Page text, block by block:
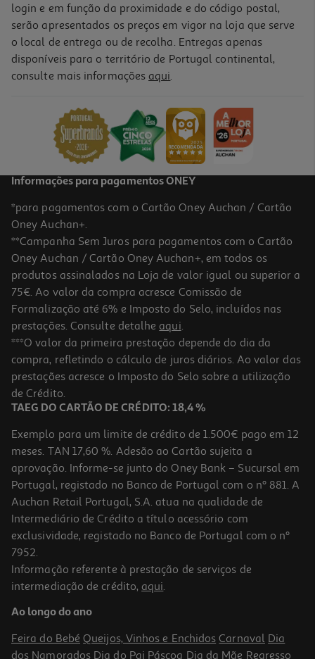
Router Tp-Link Ax1500 Archer Ax-12 Wi-Fi 6
37,99 €
Router Mercusys Mt110 N150 Single-Band Wifi4 4g Lte
42.99 €/un
42,99 €
Router Wi-Fi Tp-Link Archer Axe75
229.99 €/un
229,99 €
login e em função da proximidade e do código postal,
serão apresentados os preços em vigor na loja que serve
o local de entrega ou de recolha. Entregas apenas
disponíveis para o território de Portugal continental,
consulte mais informações aqui.
Informações para pagamentos ONEY
*para pagamentos com o Cartão Oney Auchan / Cartão
Oney Auchan+.
**Campanha Sem Juros para pagamentos com o Cartão
Oney Auchan / Cartão Oney Auchan+, em todos os
produtos assinalados na Loja de valor igual ou superior a
75€. Ao valor da compra acresce Comissão de
Formalização até 6% e Imposto do Selo, incluídos nas
prestações. Consulte detalhe aqui.
***O valor da primeira prestação depende do dia da
compra, refletindo o cálculo de juros diários. Ao valor das
prestações acresce o Imposto do Selo sobre a utilização
de Crédito.
TAEG DO CARTÃO DE CRÉDITO: 18,4 %
Exemplo para um limite de crédito de 1.500€ pago em 12
meses. TAN 17,60 %. Adesão ao Cartão sujeita a
aprovação. Informe-se junto do Oney Bank – Sucursal em
Portugal, registado no Banco de Portugal com o nº 881. A
Auchan Retail Portugal, S.A. atua na qualidade de
Intermediário de Crédito a título acessório com
exclusividade, registado no Banco de Portugal com o nº
7952.
Informação referente à prestação de serviços de
intermediação de crédito, aqui.
Ao longo do ano
Feira do Bebé Queijos, Vinhos e Enchidos Carnaval Dia
dos Namorados Dia do Pai Páscoa Dia da Mãe Regresso